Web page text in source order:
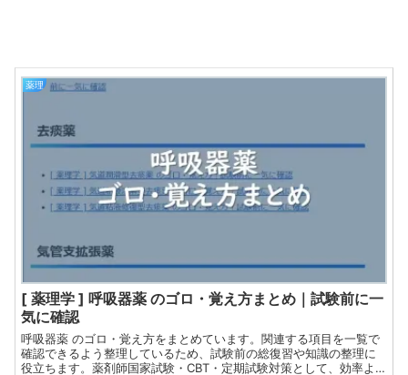
薬理
[ 薬理学 ] 呼吸器薬 のゴロ・覚え方まとめ｜試験前に一
気に確認
呼吸器薬 のゴロ・覚え方をまとめています。関連する項目を一覧で
確認できるよう整理しているため、試験前の総復習や知識の整理に
役立ちます。薬剤師国家試験・CBT・定期試験対策として、効率よ